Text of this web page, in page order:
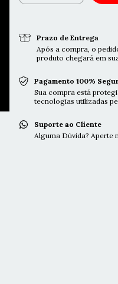
Prazo de Entrega
Após a compra, o
produto chegará em
Pagamento 100%
Sua compra está
tecnologias utilizadas
Suporte ao Cliente
Alguma Dúvida? Aperte